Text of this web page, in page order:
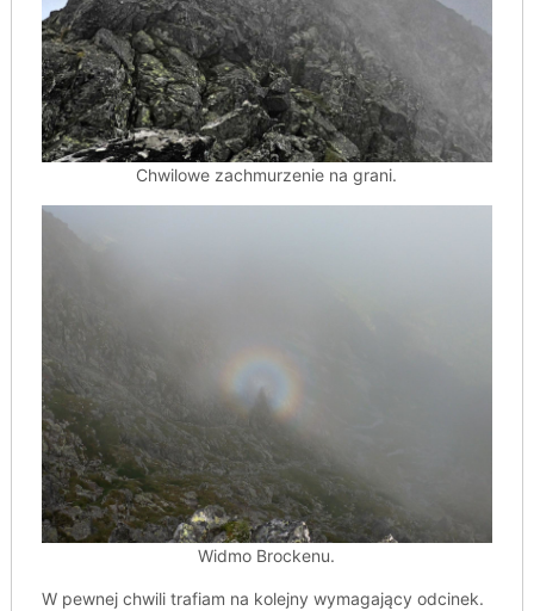
Chwilowe zachmurzenie na grani.
Widmo Brockenu.
W pewnej chwili trafiam na kolejny wymagający odcinek.